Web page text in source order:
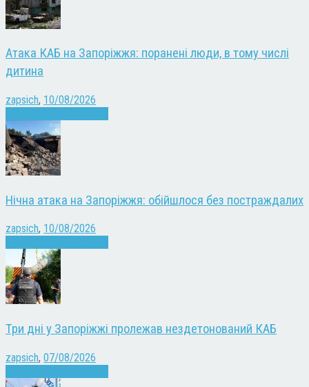
Атака КАБ на Запоріжжя: поранені люди, в тому числі
дитина
zapsich, 10/08/2026
Нічна атака на Запоріжжя: обійшлося без постраждалих
zapsich, 10/08/2026
Три дні у Запоріжжі пролежав нездетонований КАБ
zapsich, 07/08/2026